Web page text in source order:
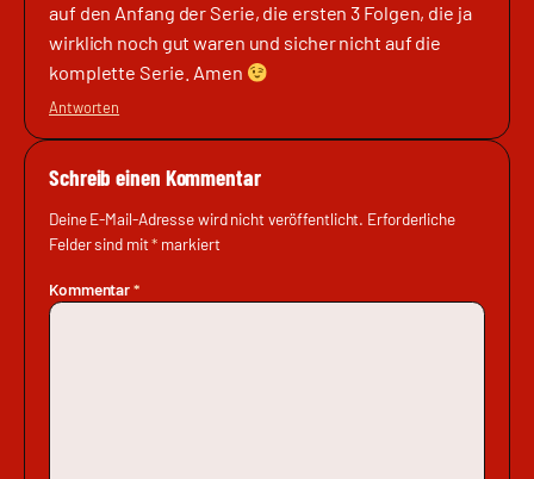
auf den Anfang der Serie, die ersten 3 Folgen, die ja
wirklich noch gut waren und sicher nicht auf die
komplette Serie. Amen
Antworten
Schreib einen Kommentar
Deine E-Mail-Adresse wird nicht veröffentlicht. Erforderliche
Felder sind mit* markiert
Kommentar*